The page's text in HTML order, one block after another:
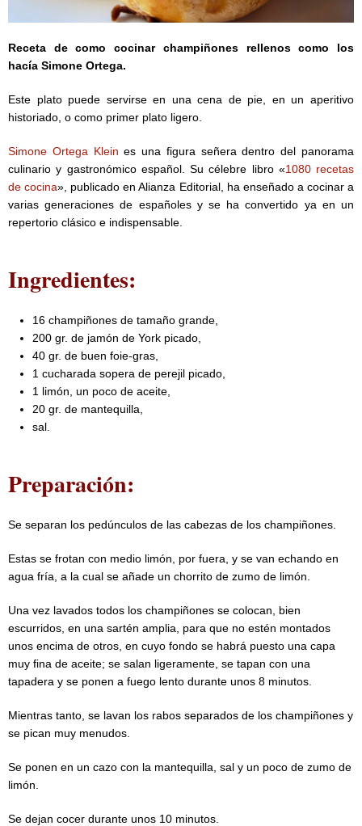
Receta de como cocinar champiñones rellenos como los
hacía Simone Ortega.
Este plato puede servirse en una cena de pie, en un aperitivo
historiado, o como primer plato ligero.
Simone Ortega Klein es una figura señera dentro del panorama
culinario y gastronómico español. Su célebre libro «1080 recetas
de cocina», publicado en Alianza Editorial, ha enseñado a cocinar a
varias generaciones de españoles y se ha convertido ya en un
repertorio clásico e indispensable.
Ingredientes:
16 champiñones de tamaño grande,
200 gr. de jamón de York picado,
40 gr. de buen foie-gras,
1 cucharada sopera de perejil picado,
1 limón, un poco de aceite,
20 gr. de mantequilla,
sal.
Preparación:
Se separan los pedúnculos de las cabezas de los champiñones.
Estas se frotan con medio limón, por fuera, y se van echando en
agua fría, a la cual se añade un chorrito de zumo de limón.
Una vez lavados todos los champiñones se colocan, bien
escurridos, en una sartén amplia, para que no estén montados
unos encima de otros, en cuyo fondo se habrá puesto una capa
muy fina de aceite; se salan ligeramente, se tapan con una
tapadera y se ponen a fuego lento durante unos 8 minutos.
Mientras tanto, se lavan los rabos separados de los champiñones y
se pican muy menudos.
Se ponen en un cazo con la mantequilla, sal y un poco de zumo de
limón.
Se dejan cocer durante unos 10 minutos.